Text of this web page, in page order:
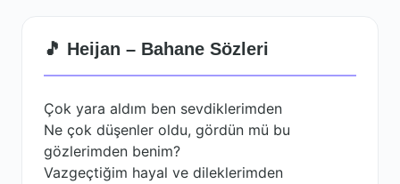
🎵 Heijan – Bahane Sözleri
Çok yara aldım ben sevdiklerimden
Ne çok düşenler oldu, gördün mü bu
gözlerimden benim?
Vazgeçtiğim hayal ve dileklerimden